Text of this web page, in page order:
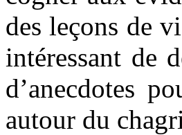
des leçons de
intéressant de
d’anecdotes
autour du